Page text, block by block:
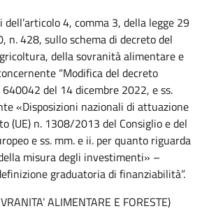
dell’articolo 4, comma 3, della legge 29
n. 428, sullo schema di decreto del
della sovranità alimentare e
“Modifica del decreto
del 14 dicembre 2022, e ss.
«Disposizioni nazionali di attuazione
(UE) n. 1308/2013 del Consiglio e del
e ss. mm. e ii. per quanto riguarda
misura degli investimenti» –
graduatoria di finanziabilità”.
ALIMENTARE E FORESTE)